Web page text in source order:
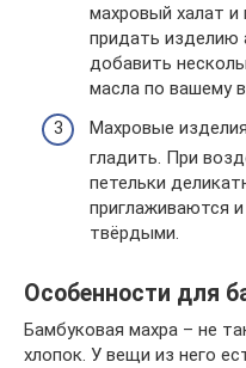
махровый халат и
придать изделию
добавить
масла по вашему
Махровые
гладить. При
петельки
приглаживаются
твёрдыми.
Особенности для
Бамбуковая махра – не
хлопок. У вещи из него